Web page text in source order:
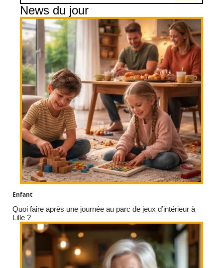
News du jour
Enfant
Quoi faire après une journée au parc de jeux d’intérieur à
Lille ?